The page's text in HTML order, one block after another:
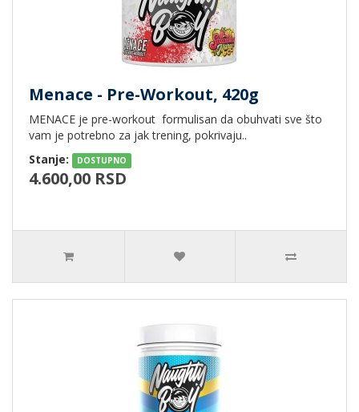
Menace - Pre-Workout, 420g
MENACE je pre-workout formulisan da obuhvati sve što
vam je potrebno za jak trening, pokrivaju..
Stanje:
DOSTUPNO
4.600,00 RSD